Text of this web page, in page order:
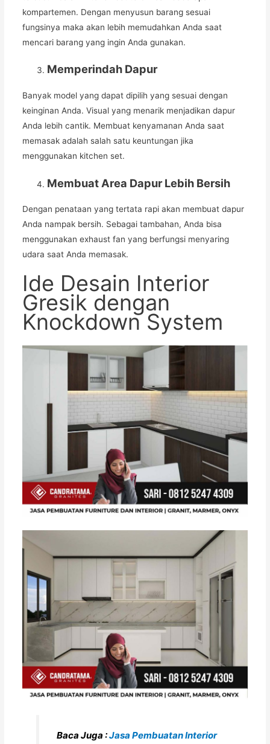
kompartemen. Dengan menyusun barang sesuai
fungsinya maka akan lebih memudahkan Anda saat
mencari barang yang ingin Anda gunakan.
Memperindah Dapur
Banyak model yang dapat dipilih yang sesuai dengan
keinginan Anda. Visual yang menarik menjadikan dapur
Anda lebih cantik. Membuat kenyamanan Anda saat
memasak adalah salah satu keuntungan jika
menggunakan kitchen set.
Membuat Area Dapur Lebih Bersih
Dengan penataan yang tertata rapi akan membuat dapur
Anda nampak bersih. Sebagai tambahan, Anda bisa
menggunakan exhaust fan yang berfungsi menyaring
udara saat Anda memasak.
Ide Desain Interior
Gresik dengan
Knockdown System
Baca Juga :Jasa Pembuatan Interior